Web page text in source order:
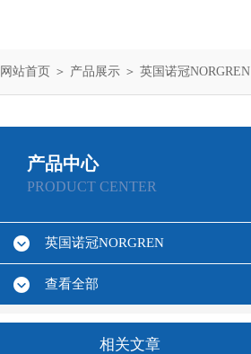
网站首页 ＞ 产品展示 ＞ 英国诺冠NORGREN
产品中心
PRODUCT CENTER
英国诺冠NORGREN
查看全部
相关文章